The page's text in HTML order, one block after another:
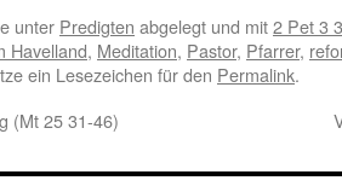
unter Predigten abgelegt und mit2 Pet 3
Havelland, Meditation, Pastor, Pfarrer,
ein Lesezeichen für den Permalink.
(Mt 25 31-46)